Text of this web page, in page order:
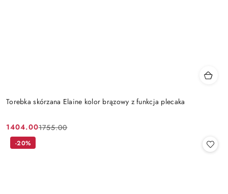
Torebka skórzana Elaine kolor brązowy z funkcja plecaka
Cena
promocyjna:
1404.00
Cena
przed
1755.00
-20%